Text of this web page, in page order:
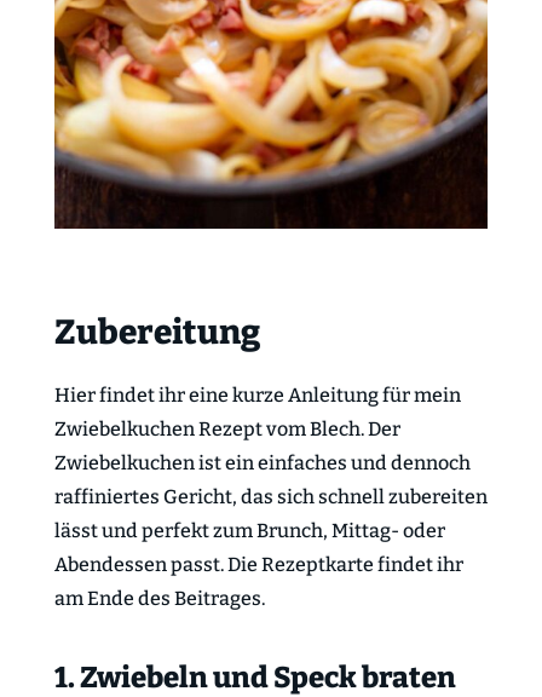
Zubereitung
Hier findet ihr eine kurze Anleitung für mein
Zwiebelkuchen Rezept vom Blech. Der
Zwiebelkuchen ist ein einfaches und dennoch
raffiniertes Gericht, das sich schnell zubereiten
lässt und perfekt zum Brunch, Mittag- oder
Abendessen passt. Die Rezeptkarte findet ihr
am Ende des Beitrages.
1. Zwiebeln und Speck braten